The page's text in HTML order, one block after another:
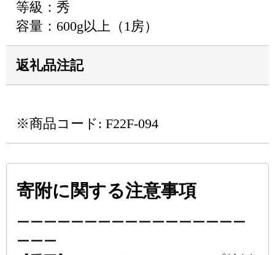
等級：秀
容量：600g以上（1房）
返礼品注記
※商品コード: F22F-094
寄附に関する注意事項
ーーーーーーーーーーーーーーーーー
ーーー